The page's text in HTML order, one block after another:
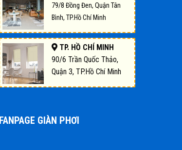
79/8 Đồng Đen, Quận Tân
Bình, TP.Hồ Chí Minh
TP. HỒ CHÍ MINH
90/6 Trần Quốc Thảo,
Quận 3, TP.Hồ Chí Minh
FANPAGE GIÀN PHƠI